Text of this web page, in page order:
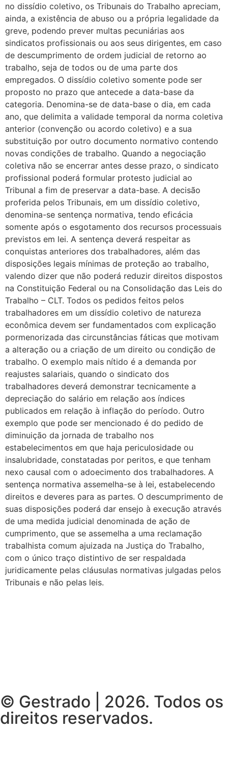
no dissídio coletivo, os Tribunais do Trabalho apreciam,
ainda, a existência de abuso ou a própria legalidade da
greve, podendo prever multas pecuniárias aos
sindicatos profissionais ou aos seus dirigentes, em caso
de descumprimento de ordem judicial de retorno ao
trabalho, seja de todos ou de uma parte dos
empregados. O dissídio coletivo somente pode ser
proposto no prazo que antecede a data-base da
categoria. Denomina-se de data-base o dia, em cada
ano, que delimita a validade temporal da norma coletiva
anterior (convenção ou acordo coletivo) e a sua
substituição por outro documento normativo contendo
novas condições de trabalho. Quando a negociação
coletiva não se encerrar antes desse prazo, o sindicato
profissional poderá formular protesto judicial ao
Tribunal a fim de preservar a data-base. A decisão
proferida pelos Tribunais, em um dissídio coletivo,
denomina-se sentença normativa, tendo eficácia
somente após o esgotamento dos recursos processuais
previstos em lei. A sentença deverá respeitar as
conquistas anteriores dos trabalhadores, além das
disposições legais mínimas de proteção ao trabalho,
valendo dizer que não poderá reduzir direitos dispostos
na Constituição Federal ou na Consolidação das Leis do
Trabalho – CLT. Todos os pedidos feitos pelos
trabalhadores em um dissídio coletivo de natureza
econômica devem ser fundamentados com explicação
pormenorizada das circunstâncias fáticas que motivam
a alteração ou a criação de um direito ou condição de
trabalho. O exemplo mais nítido é a demanda por
reajustes salariais, quando o sindicato dos
trabalhadores deverá demonstrar tecnicamente a
depreciação do salário em relação aos índices
publicados em relação à inflação do período. Outro
exemplo que pode ser mencionado é do pedido de
diminuição da jornada de trabalho nos
estabelecimentos em que haja periculosidade ou
insalubridade, constatadas por peritos, e que tenham
nexo causal com o adoecimento dos trabalhadores. A
sentença normativa assemelha-se à lei, estabelecendo
direitos e deveres para as partes. O descumprimento de
suas disposições poderá dar ensejo à execução através
de uma medida judicial denominada de ação de
cumprimento, que se assemelha a uma reclamação
trabalhista comum ajuizada na Justiça do Trabalho,
com o único traço distintivo de ser respaldada
juridicamente pelas cláusulas normativas julgadas pelos
Tribunais e não pelas leis.
© Gestrado | 2026. Todos os
direitos reservados.